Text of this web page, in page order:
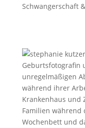
Schwangerschaft
Geburtsfotografin
unregelmäßigen
während ihrer
Krankenhaus und
Familien während
Wochenbett und